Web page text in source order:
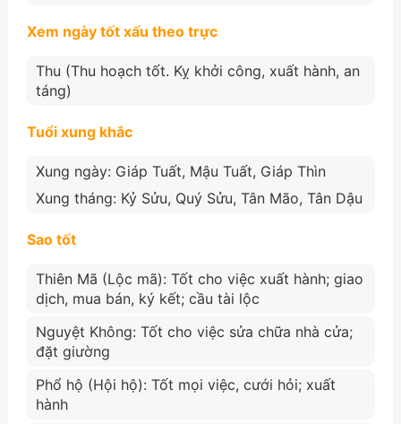
Xem ngày tốt xấu theo trực
Thu (Thu hoạch tốt. Kỵ khởi công, xuất hành, an
táng)
Tuổi xung khắc
Xung ngày: Giáp Tuất, Mậu Tuất, Giáp Thìn
Xung tháng: Kỷ Sửu, Quý Sửu, Tân Mão, Tân Dậu
Sao tốt
Thiên Mã (Lộc mã): Tốt cho việc xuất hành; giao
dịch, mua bán, ký kết; cầu tài lộc
Nguyệt Không: Tốt cho việc sửa chữa nhà cửa;
đặt giường
Phổ hộ (Hội hộ): Tốt mọi việc, cưới hỏi; xuất
hành